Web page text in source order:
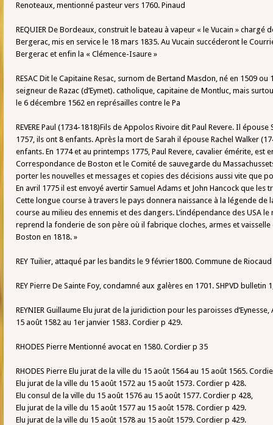
Renoteaux, mentionné pasteur vers 1760. Pinaud
REQUIER De Bordeaux, construit le bateau à vapeur « le Vucain » chargé
Bergerac, mis en service le 18 mars 1835. Au Vucain succéderont le
Bergerac et enfin la « Clémence-Isaure »
RESAC Dit le Capitaine Resac, surnom de Bertand Masdon, né en 1509
seigneur de Razac (d’Eymet). catholique, capitaine de Montluc, mais
le 6 décembre 1562 en représailles contre le Pa
REVERE Paul (1734-1818)Fils de Appolos Rivoire dit Paul Revere. Il
1757, ils ont 8 enfants. Après la mort de Sarah il épouse Rachel Walker
enfants. En 1774 et au printemps 1775, Paul Revere, cavalier émérite, est
Correspondance de Boston et le Comité de sauvegarde du
porter les nouvelles et messages et copies des décisions aussi vite que
En avril 1775 il est envoyé avertir Samuel Adams et John Hancock que les
Cette longue course à travers le pays donnera naissance à la légende de
course au milieu des ennemis et des dangers. L’indépendance des USA
reprend la fonderie de son père où il fabrique cloches, armes et
Boston en 1818. »
REY Tuilier, attaqué par les bandits le 9 février1800. Commune de
REY Pierre De Sainte Foy, condamné aux galères en 1701. SHPVD bulletin
REYNIER Guillaume Elu jurat de la juridiction pour les paroisses
15 août 1582 au 1er janvier 1583. Cordier p 429.
RHODES Pierre Mentionné avocat en 1580. Cordier p 35
RHODES Pierre Elu jurat de la ville du 15 août 1564 au 15 août 1565.
Elu jurat de la ville du 15 août 1572 au 15 août 1573. Cordier p 428.
Elu consul de la ville du 15 août 1576 au 15 août 1577. Cordier p 428,
Elu jurat de la ville du 15 août 1577 au 15 août 1578. Cordier p 429.
Elu jurat de la ville du 15 août 1578 au 15 août 1579. Cordier p 429.